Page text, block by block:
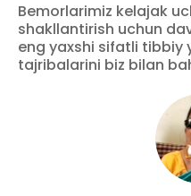
Bemorlarimiz kelajak
shakllantirish uchun
eng yaxshi sifatli tibbiy
tajribalarini biz bilan